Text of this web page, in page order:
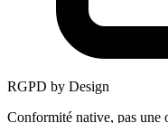
RGPD by Design
Conformité native, pas une